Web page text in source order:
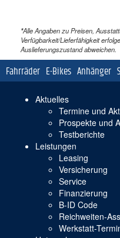
*Alle Angaben zu Preisen,
Verfügbarkeit/Lieferfähigkeit
Auslieferungszustand abweichen.
Navigation
überspringen
Fahrräder E-Bikes Anhänger
Navigation
überspringen
Aktuelles
Termine und
Prospekte und
Testberichte
Leistungen
Leasing
Versicherung
Service
Finanzierung
B-ID Code
Reichweiten-
Werkstatt-